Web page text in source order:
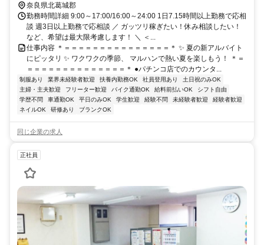
奈良県北葛城郡
勤務時間詳細 9:00～17:00/16:00～24:00 1日7.15時間以上勤務で応相
談 週3日以上勤務で応相談 ／ ガッツリ稼ぎたい！休み相談したい！
など、希望は最大限考慮します！ ＼ ＜...
仕事内容 ＊＝＝＝＝＝＝＝＝＝＝＝＝＝＝＝＊ ✨ 夏の新アルバイト
にピッタリ ✨ ワクワクの季節、 マルハンで熱い夏を楽しもう！ ＊＝
＝＝＝＝＝＝＝＝＝＝＝＝＝＝＊ ●パチンコ店でのカウンタ...
制服あり 業界未経験者歓迎 扶養内勤務OK 社員登用あり
土日祝のみOK
主婦・主夫歓迎
フリーター歓迎 バイク通勤OK 給料前払いOK
シフト自由
学歴不問
車通勤OK 平日のみOK 学生歓迎 経験不問 未経験者歓迎
経験者歓迎
ネイルOK
研修あり ブランクOK
同じ企業の求人
正社員